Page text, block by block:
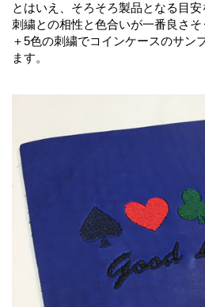
とはいえ、そろそろ製品となる目安
刺繍との相性と色合いが一番良さ
＋5色の刺繍でコインケースのサン
ます。